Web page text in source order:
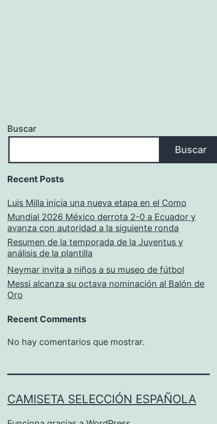
Buscar
Buscar
Recent Posts
Luis Milla inicia una nueva etapa en el Como
Mundial 2026 México derrota 2-0 a Ecuador y
avanza con autoridad a la siguiente ronda
Resumen de la temporada de la Juventus y
análisis de la plantilla
Neymar invita a niños a su museo de fútbol
Messi alcanza su octava nominación al Balón de
Oro
Recent Comments
No hay comentarios que mostrar.
CAMISETA SELECCIÓN ESPAÑOLA